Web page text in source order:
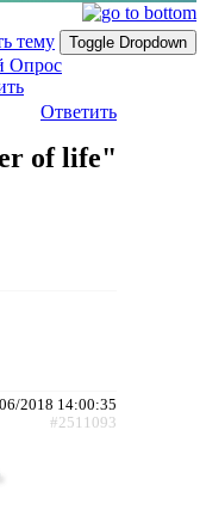
тему
Toggle Dropdown
Опрос
Ответить
of life"
2018 14:00:35
#2511093